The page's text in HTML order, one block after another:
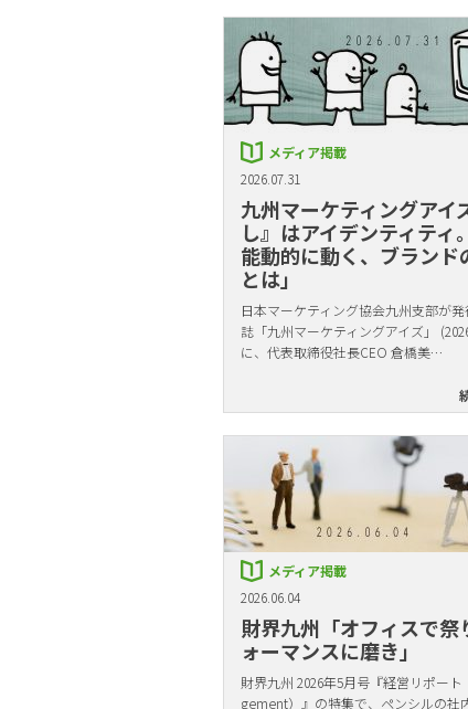
メディア掲載
2026.07.31
九州マーケティングアイ
し』はアイデンティティ
能動的に動く、ブランド
とは」
日本マーケティング協会九州支部が
誌「九州マーケティングアイズ」
に、代表取締役社長CEO 倉橋美…
メディア掲載
2026.06.04
財界九州「オフィスで祭
ォーマンスに磨き」
財界九州 2026年5月号『経営リポート
gement）』の特集で、ペンシルの社